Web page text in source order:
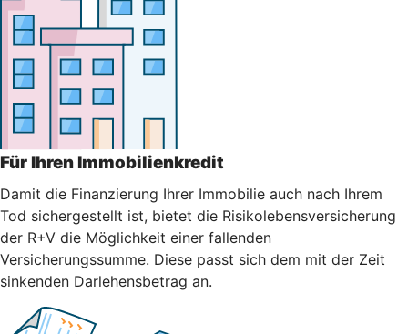
Für Ihren Immobilienkredit
Damit die Finanzierung Ihrer Immobilie auch nach Ihrem
Tod sichergestellt ist, bietet die Risikolebensversicherung
der R+V die Möglichkeit einer fallenden
Versicherungssumme. Diese passt sich dem mit der Zeit
sinkenden Darlehensbetrag an.